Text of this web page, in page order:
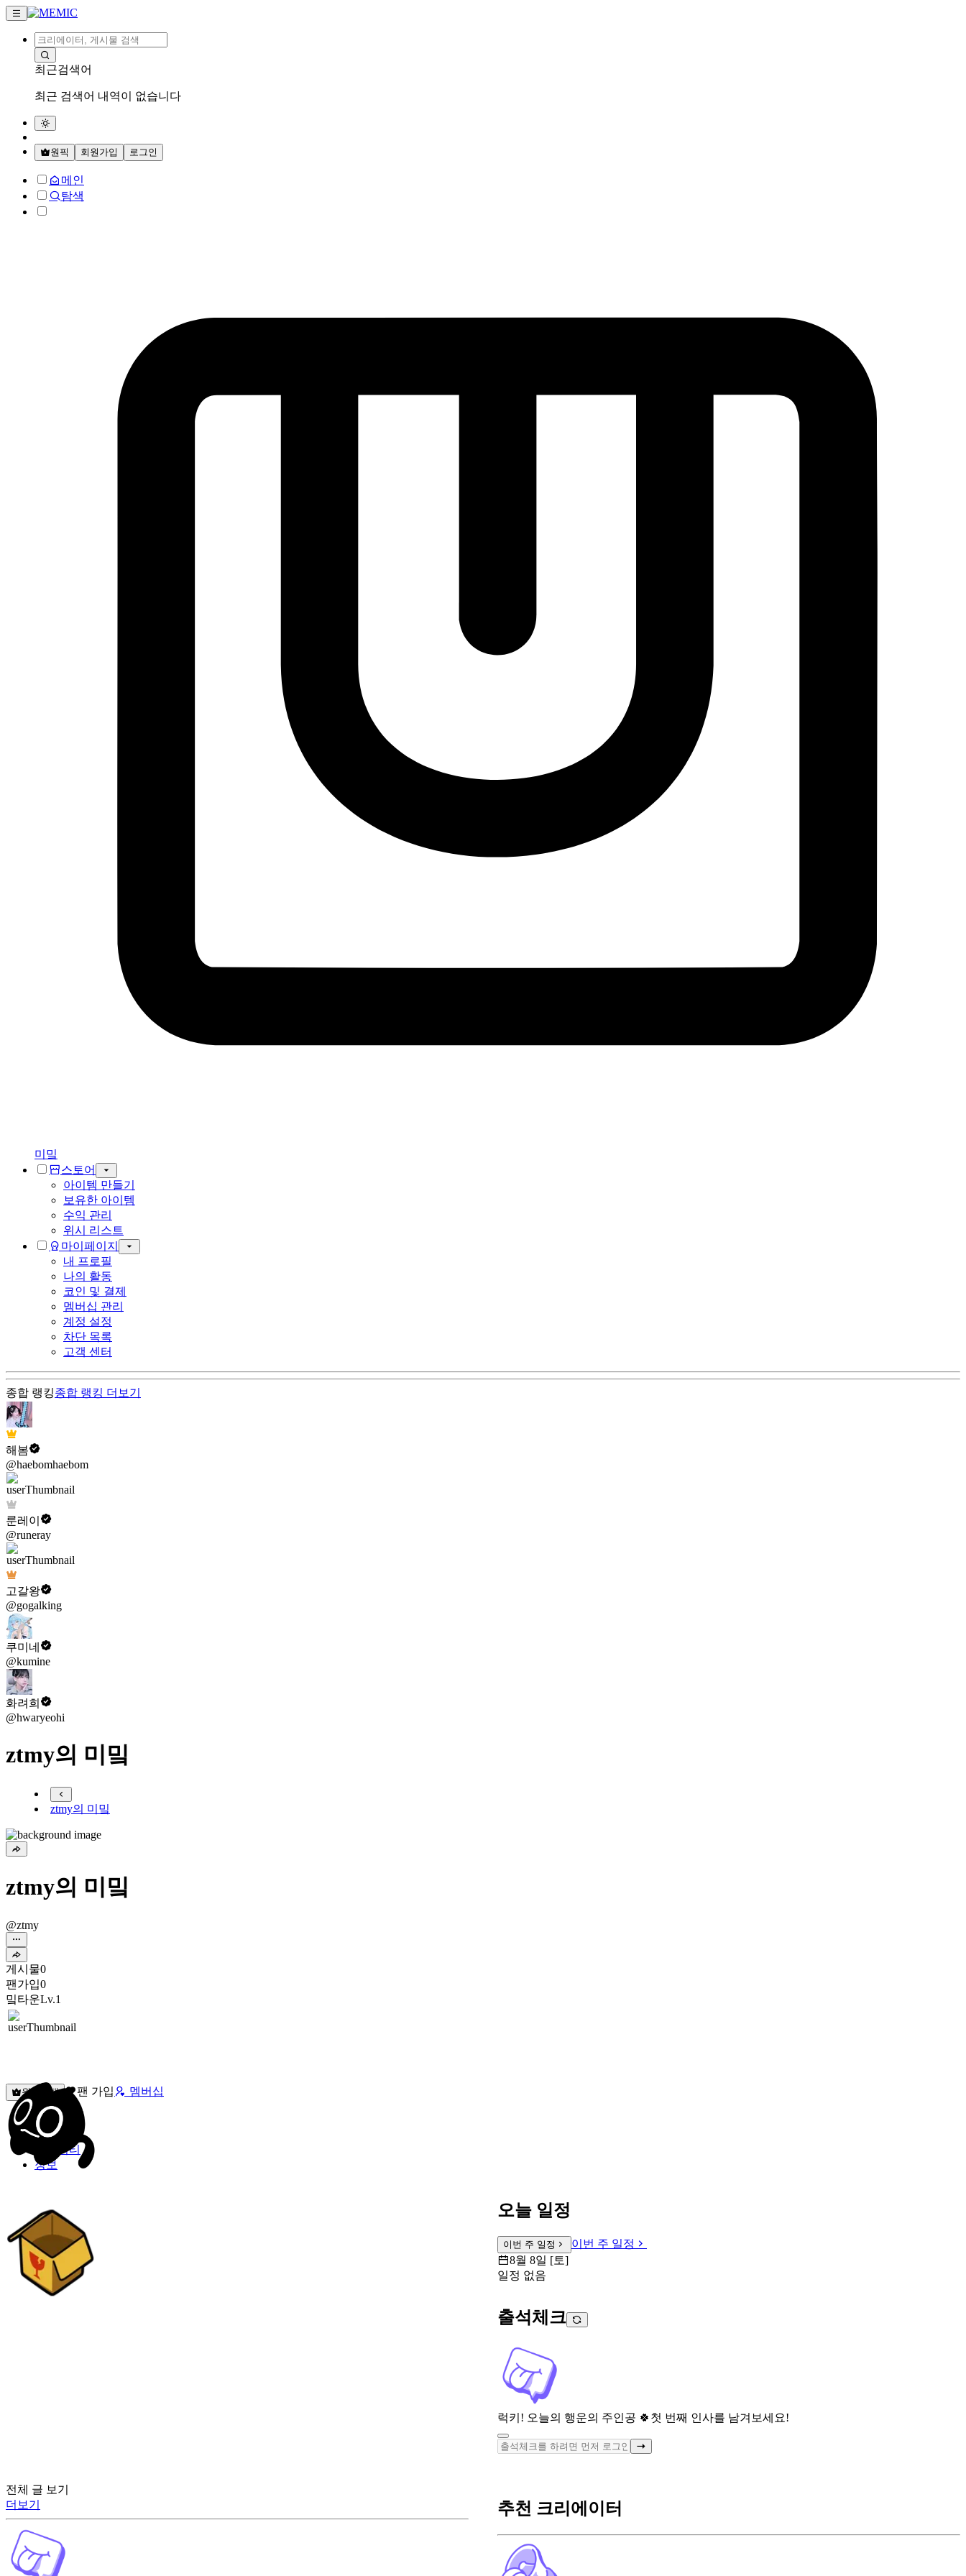
최근검색어
최근 검색어 내역이 없습니다
원픽 회원가입 로그인
메인
탐색
미밐
스토어
아이템 만들기
보유한 아이템
수익 관리
위시 리스트
마이페이지
내 프로필
나의 활동
코인 및 결제
멤버십 관리
계정 설정
차단 목록
고객 센터
종합 랭킹종합 랭킹 더보기
해봄
@haebomhaebom
룬레이
@runeray
고갈왕
@gogalking
쿠미네
@kumine
화려희
@hwaryeohi
ztmy의 미밐
ztmy의 미밐
ztmy의 미밐
@ztmy
게시물0
팬가입0
밐타운Lv.1
원픽선택 팬 가입 멤버십
밐타운
피드
커뮤니티
정보
오늘 일정
이번 주 일정
이번 주 일정
8월 8일 [토]
일정 없음
출석체크
럭키! 오늘의 행운의 주인공 🍀 첫 번째 인사를 남겨보세요!
전체 글 보기
더보기
추천 크리에이터